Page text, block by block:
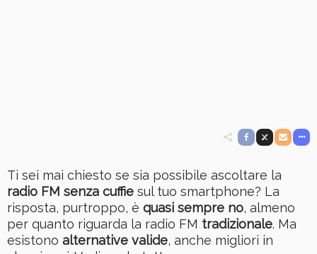
Ti sei mai chiesto se sia possibile ascoltare la
radio FM senza cuffie sul tuo smartphone? La
risposta, purtroppo, è quasi sempre no, almeno
per quanto riguarda la radio FM tradizionale. Ma
esistono alternative valide, anche migliori in